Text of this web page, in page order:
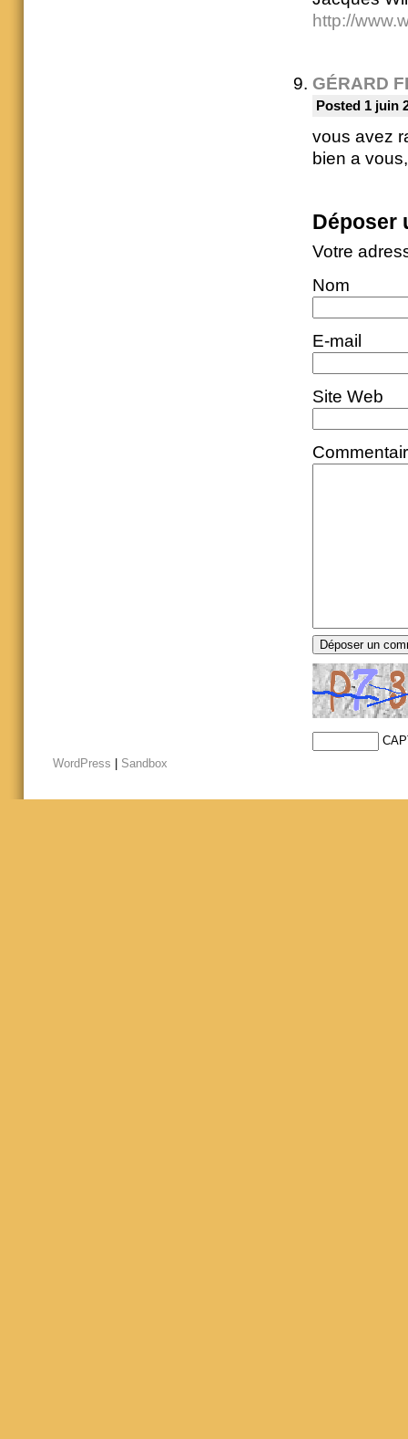
http://
GÉRARD
Posted 1 juin
vous avez
bien a
Déposer
Votre
Nom
E-mail
Site Web
WordPress | Sandbox